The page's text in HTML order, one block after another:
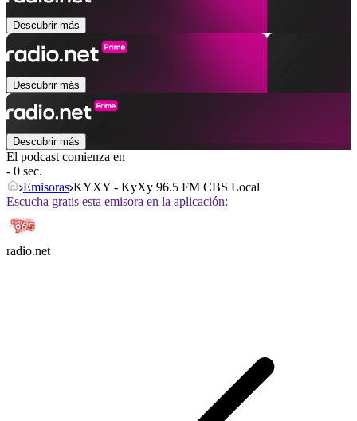
Descubrir más
Descubrir más
Descubrir más
El podcast comienza en
- 0 sec.
Emisoras KYXY - KyXy 96.5 FM CBS Local
Escucha gratis esta emisora en la aplicación:
radio.net